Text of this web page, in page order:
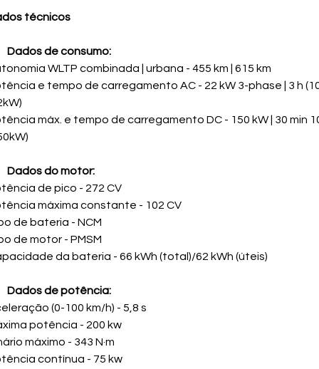
técnicos
Dados de consumo:
WLTP combinada | urbana - 455 km | 615 km
e tempo de carregamento AC - 22 kW 3-phase | 3 h
máx. e tempo de carregamento DC - 150 kW | 30 min
Dados do motor:
de pico - 272 CV
máxima constante - 102 CV
de bateria - NCM
de motor - PMSM
da bateria - 66 kWh (total)/62 kWh (úteis)
Dados de potência:
(0-100 km/h) - 5,8 s
potência - 200 kw
máximo - 343 N·m
contínua - 75 kw